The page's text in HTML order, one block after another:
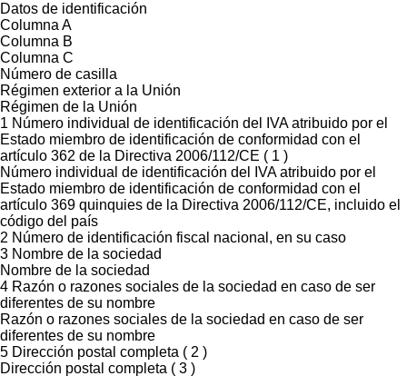
Datos de identificación
Columna A
Columna B
Columna C
Número de casilla
Régimen exterior a la Unión
Régimen de la Unión
1 Número individual de identificación del IVA atribuido por el
Estado miembro de identificación de conformidad con el
artículo 362 de la Directiva 2006/112/CE ( 1 )
Número individual de identificación del IVA atribuido por el
Estado miembro de identificación de conformidad con el
artículo 369 quinquies de la Directiva 2006/112/CE, incluido el
código del país
2 Número de identificación fiscal nacional, en su caso
3 Nombre de la sociedad
Nombre de la sociedad
4 Razón o razones sociales de la sociedad en caso de ser
diferentes de su nombre
Razón o razones sociales de la sociedad en caso de ser
diferentes de su nombre
5 Dirección postal completa ( 2 )
Dirección postal completa ( 3 )